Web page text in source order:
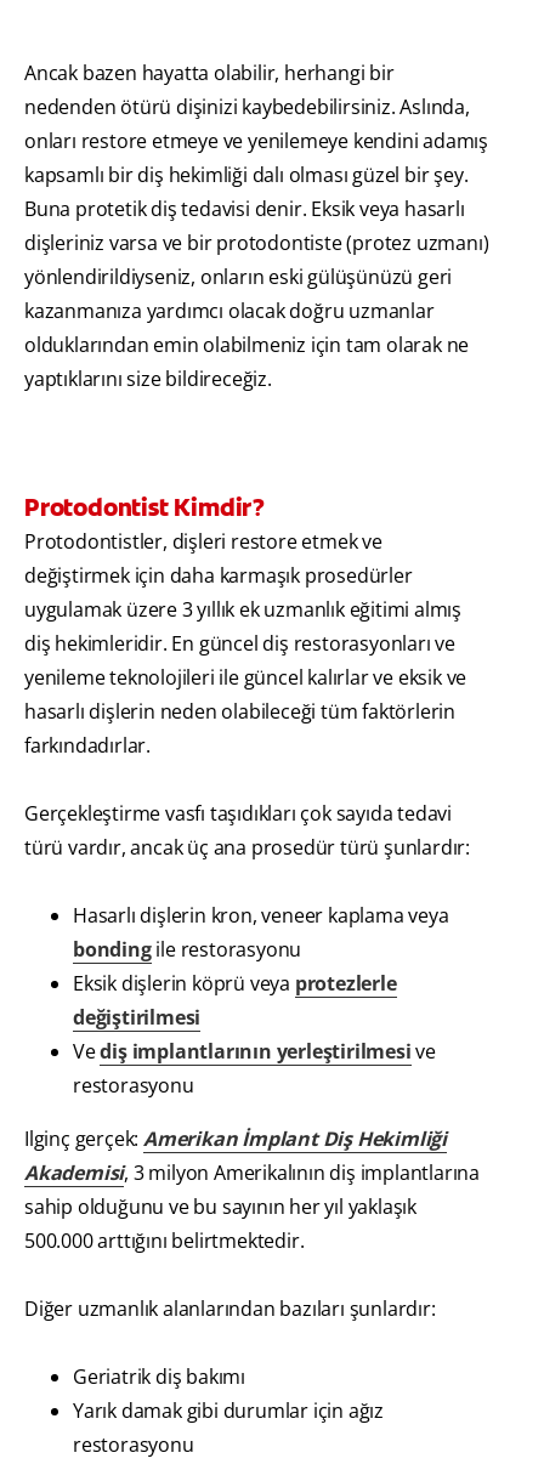
Ancak bazen hayatta olabilir, herhangi bir
nedenden ötürü dişinizi kaybedebilirsiniz. Aslında,
onları restore etmeye ve yenilemeye kendini adamış
kapsamlı bir diş hekimliği dalı olması güzel bir şey.
Buna protetik diş tedavisi denir. Eksik veya hasarlı
dişleriniz varsa ve bir protodontiste (protez uzmanı)
yönlendirildiyseniz, onların eski gülüşünüzü geri
kazanmanıza yardımcı olacak doğru uzmanlar
olduklarından emin olabilmeniz için tam olarak ne
yaptıklarını size bildireceğiz.
Protodontist Kimdir?
Protodontistler, dişleri restore etmek ve
değiştirmek için daha karmaşık prosedürler
uygulamak üzere 3 yıllık ek uzmanlık eğitimi almış
diş hekimleridir. En güncel diş restorasyonları ve
yenileme teknolojileri ile güncel kalırlar ve eksik ve
hasarlı dişlerin neden olabileceği tüm faktörlerin
farkındadırlar.
Gerçekleştirme vasfı taşıdıkları çok sayıda tedavi
türü vardır, ancak üç ana prosedür türü şunlardır:
Hasarlı dişlerin kron, veneer kaplama veya
bondingile restorasyonu
Eksik dişlerin köprü veya protezlerle
değiştirilmesi
Vediş implantlarının yerleştirilmesive
restorasyonu
Ilginç gerçek: Amerikan İmplant Diş Hekimliği
Akademisi, 3 milyon Amerikalının diş implantlarına
sahip olduğunu ve bu sayının her yıl yaklaşık
500.000 arttığını belirtmektedir.
Diğer uzmanlık alanlarından bazıları şunlardır:
Geriatrik diş bakımı
Yarık damak gibi durumlar için ağız
restorasyonu